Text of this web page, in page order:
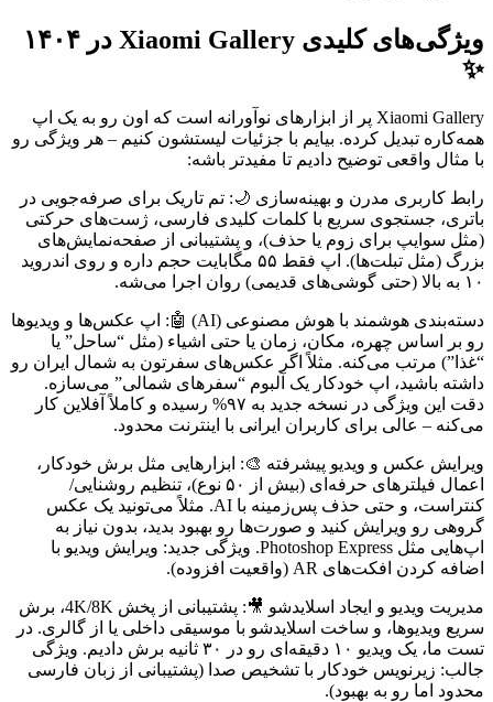
ویژگی‌های کلیدی Xiaomi Gallery در ۱۴۰۴
✨
Xiaomi Gallery پر از ابزارهای نوآورانه است که اون رو به یک اپ
همه‌کاره تبدیل کرده. بیایم با جزئیات لیستشون کنیم – هر ویژگی رو
با مثال واقعی توضیح دادیم تا مفیدتر باشه:
رابط کاربری مدرن و بهینه‌سازی 🌙: تم تاریک برای صرفه‌جویی در
باتری، جستجوی سریع با کلمات کلیدی فارسی، ژست‌های حرکتی
(مثل سوایپ برای زوم یا حذف)، و پشتیبانی از صفحه‌نمایش‌های
بزرگ (مثل تبلت‌ها). اپ فقط ۵۵ مگابایت حجم داره و روی اندروید
۱۰ به بالا (حتی گوشی‌های قدیمی) روان اجرا می‌شه.
دسته‌بندی هوشمند با هوش مصنوعی (AI) 🤖: اپ عکس‌ها و ویدیوها
رو بر اساس چهره، مکان، زمان یا حتی اشیاء (مثل “ساحل” یا
“غذا”) مرتب می‌کنه. مثلاً اگر عکس‌های سفرتون به شمال ایران رو
داشته باشید، اپ خودکار یک آلبوم “سفرهای شمالی” می‌سازه.
دقت این ویژگی در نسخه جدید به ۹۷% رسیده و کاملاً آفلاین کار
می‌کنه – عالی برای کاربران ایرانی با اینترنت محدود.
ویرایش عکس و ویدیو پیشرفته 🎨: ابزارهایی مثل برش خودکار،
اعمال فیلترهای حرفه‌ای (بیش از ۵۰ نوع)، تنظیم روشنایی/
کنتراست، و حتی حذف پس‌زمینه با AI. مثلاً می‌تونید یک عکس
گروهی رو ویرایش کنید و صورت‌ها رو بهبود بدید، بدون نیاز به
اپ‌هایی مثل Photoshop Express. ویژگی جدید: ویرایش ویدیو با
اضافه کردن افکت‌های AR (واقعیت افزوده).
مدیریت ویدیو و ایجاد اسلایدشو 🎥: پشتیبانی از پخش 4K/8K، برش
سریع ویدیوها، و ساخت اسلایدشو با موسیقی داخلی یا از گالری. در
تست ما، یک ویدیو ۱۰ دقیقه‌ای رو در ۳۰ ثانیه برش دادیم. ویژگی
جالب: زیرنویس خودکار با تشخیص صدا (پشتیبانی از زبان فارسی
محدود اما رو به بهبود).